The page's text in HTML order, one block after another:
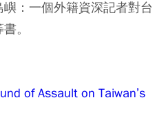
：⼀個外籍資深記者對台
書。
of Assault on Taiwan’s